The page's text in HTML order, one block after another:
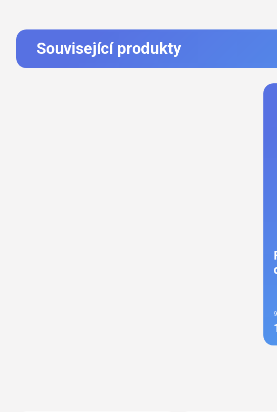
Související produkty